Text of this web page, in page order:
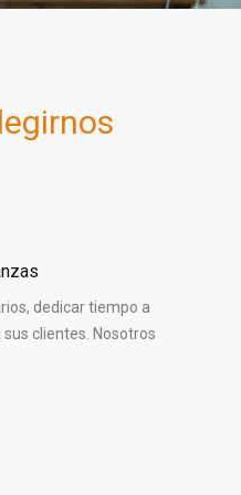
dedicar tiempo a
clientes. Nosotros